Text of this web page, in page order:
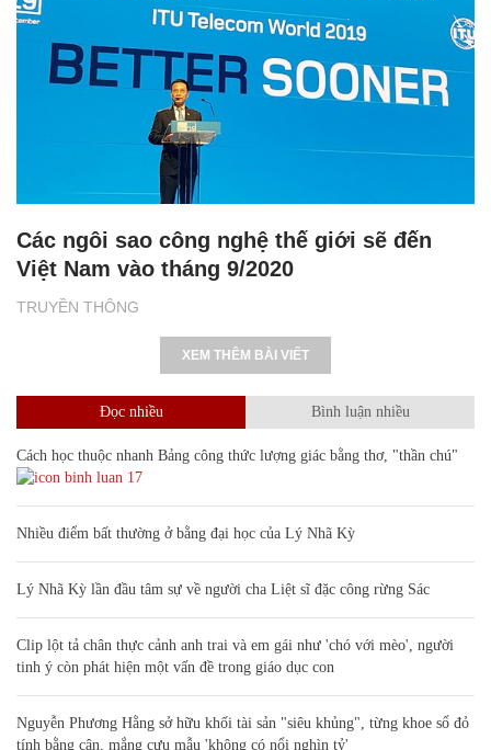
TRUYỀN THÔNG
Các ngôi sao công nghệ thế giới sẽ đến
Việt Nam vào tháng 9/2020
XEM THÊM BÀI VIẾT
Đọc nhiều Bình luận nhiều
Cách học thuộc nhanh Bảng công thức lượng giác bằng thơ, "thần chú"
17
Nhiều điểm bất thường ở bằng đại học của Lý Nhã Kỳ
Lý Nhã Kỳ lần đầu tâm sự về người cha Liệt sĩ đặc công rừng Sác
Clip lột tả chân thực cảnh anh trai và em gái như 'chó với mèo', người
tinh ý còn phát hiện một vấn đề trong giáo dục con
Nguyễn Phương Hằng sở hữu khối tài sản "siêu khủng", từng khoe sổ đỏ
tính bằng cân, mắng cựu mẫu 'không có nổi nghìn tỷ'